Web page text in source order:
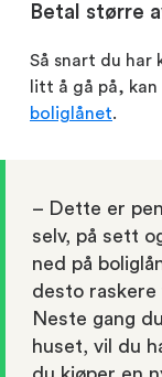
Betal større
Så snart du har
litt å gå på,
boliglånet.
– Dette er
selv, på sett
ned på
desto raskere
Neste gang
huset, vil du